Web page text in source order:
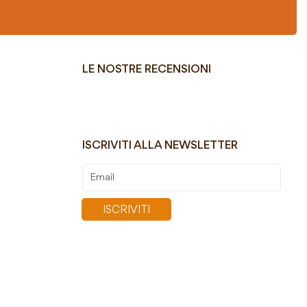
LE NOSTRE RECENSIONI
ISCRIVITI ALLA NEWSLETTER
alla
nostra
Newsletter:
ISCRIVITI